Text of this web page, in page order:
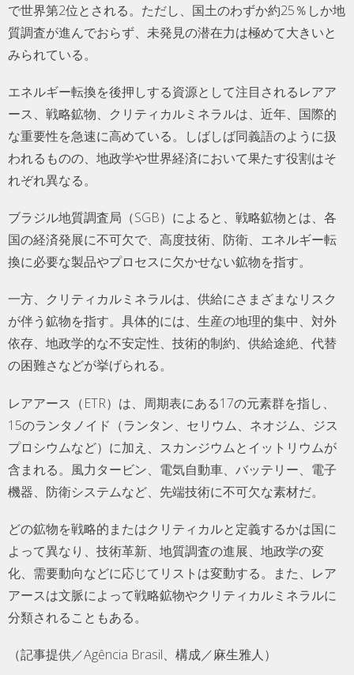
で世界第2位とされる。ただし、国土のわずか約25％しか地
質調査が進んでおらず、未発見の潜在力は極めて大きいと
みられている。
エネルギー転換を後押しする資源として注目されるレアア
ース、戦略鉱物、クリティカルミネラルは、近年、国際的
な重要性を急速に高めている。しばしば同義語のように扱
われるものの、地政学や世界経済において果たす役割はそ
れぞれ異なる。
ブラジル地質調査局（SGB）によると、戦略鉱物とは、各
国の経済発展に不可欠で、高度技術、防衛、エネルギー転
換に必要な製品やプロセスに欠かせない鉱物を指す。
一方、クリティカルミネラルは、供給にさまざまなリスク
が伴う鉱物を指す。具体的には、生産の地理的集中、対外
依存、地政学的な不安定性、技術的制約、供給途絶、代替
の困難さなどが挙げられる。
レアアース（ETR）は、周期表にある17の元素群を指し、
15のランタノイド（ランタン、セリウム、ネオジム、ジス
プロシウムなど）に加え、スカンジウムとイットリウムが
含まれる。風力タービン、電気自動車、バッテリー、電子
機器、防衛システムなど、先端技術に不可欠な素材だ。
どの鉱物を戦略的またはクリティカルと定義するかは国に
よって異なり、技術革新、地質調査の進展、地政学の変
化、需要動向などに応じてリストは変動する。また、レア
アースは文脈によって戦略鉱物やクリティカルミネラルに
分類されることもある。
（記事提供／Agência Brasil、構成／麻生雅人）